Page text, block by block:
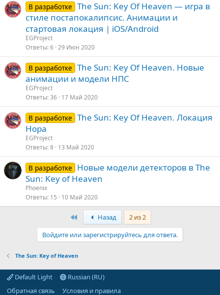
В разработке The Sun: Key Of Heaven — игра в
стиле постапокалипсис. Анимации и
стартовая локация | iOS/Android
EGProject
Ответы 6 29 Июн 2020
В разработке The Sun: Key Of Heaven. Новые
анимации и модели НПС
EGProject
Ответы 36 17 Май 2020
В разработке The Sun: Key Of Heaven. Локация
Нора
EGProject
Ответы 8 13 Май 2020
В разработке
Новые модели детекторов в The
Sun: Key of Heaven
Phoenix
Ответы 15 10 Май 2020
Назад
2 из 2
Войдите или зарегистрируйтесь для ответа.
The Sun: Key of Heaven
Default Light
Russian (RU)
Обратная связь
Условия и правила